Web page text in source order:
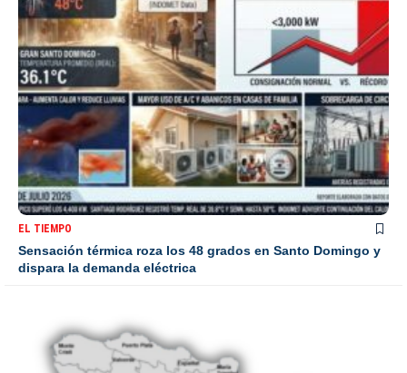
EL TIEMPO
Sensación térmica roza los 48 grados en Santo Domingo y
dispara la demanda eléctrica